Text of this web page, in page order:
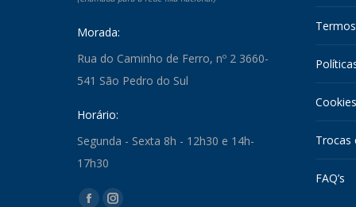
Morada:
Rua do Caminho de Ferro, nº 2 3660-
541 São Pedro do Sul
Horário:
Segunda - Sexta 8h - 12h30 e 14h-
17h30
Find us on:
Cookies
Trocas
FAQ’s